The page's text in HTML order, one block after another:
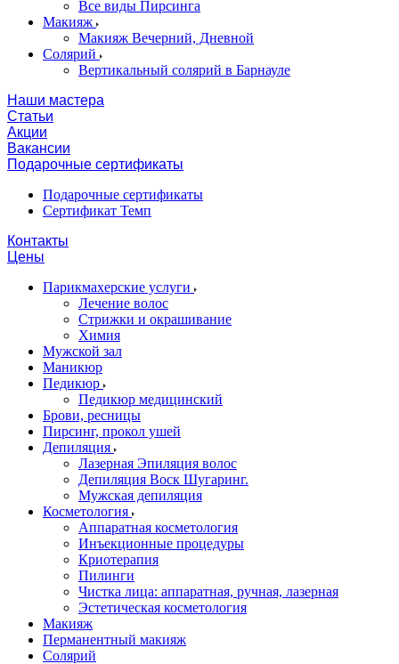
Все виды Пирсинга
Макияж
Макияж Вечерний, Дневной
Солярий
Вертикальный солярий в Барнауле
Наши мастера
Статьи
Акции
Вакансии
Подарочные сертификаты
Подарочные сертификаты
Сертификат Темп
Контакты
Цены
Парикмахерские услуги
Лечение волос
Стрижки и окрашивание
Химия
Мужской зал
Маникюр
Педикюр
Педикюр медицинский
Брови, ресницы
Пирсинг, прокол ушей
Депиляция
Лазерная Эпиляция волос
Депиляция Воск Шугаринг.
Мужская депиляция
Косметология
Аппаратная косметология
Инъекционные процедуры
Криотерапия
Пилинги
Чистка лица: аппаратная, ручная, лазерная
Эстетическая косметология
Макияж
Перманентный макияж
Солярий